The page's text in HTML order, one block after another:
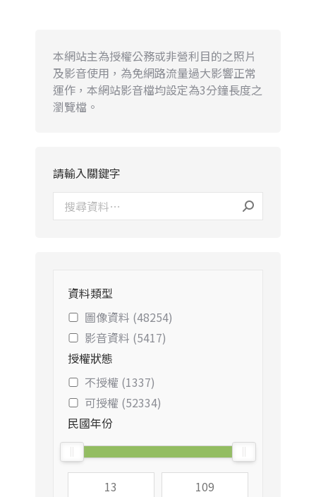
本網站主為授權公務或非營利目的之照片
及影音使用，為免網路流量過大影響正常
運作，本網站影音檔均設定為3分鐘長度之
瀏覽檔。
請輸入關鍵字
資料類型
圖像資料 (48254)
影音資料 (5417)
授權狀態
不授權 (1337)
可授權 (52334)
民國年份